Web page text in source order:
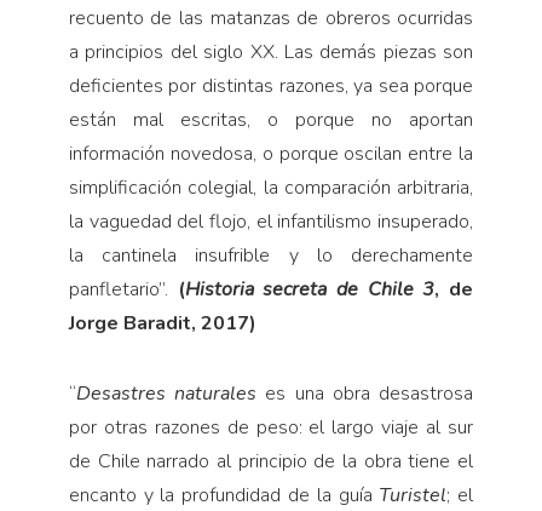
recuento de las matanzas de obreros ocurridas
a principios del siglo XX. Las demás piezas son
deficientes por distintas razones, ya sea porque
están mal escritas, o porque no aportan
información novedosa, o porque oscilan entre la
simplificación colegial, la comparación arbitraria,
la vaguedad del flojo, el infantilismo insuperado,
la cantinela insufrible y lo derechamente
panfletario”. (Historia secreta de Chile 3, de
Jorge Baradit, 2017)
“Desastres naturales es una obra desastrosa
por otras razones de peso: el largo viaje al sur
de Chile narrado al principio de la obra tiene el
encanto y la profundidad de la guía Turistel; el